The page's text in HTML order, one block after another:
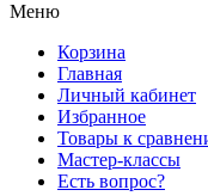
Меню
Корзина
Главная
Личный кабинет
Избранное
Товары к
Мастер-классы
Есть вопрос?